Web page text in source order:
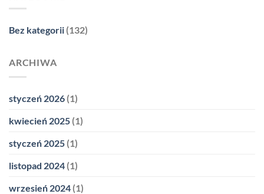
Bez kategorii (132)
ARCHIWA
styczeń 2026 (1)
kwiecień 2025 (1)
styczeń 2025 (1)
listopad 2024 (1)
wrzesień 2024 (1)